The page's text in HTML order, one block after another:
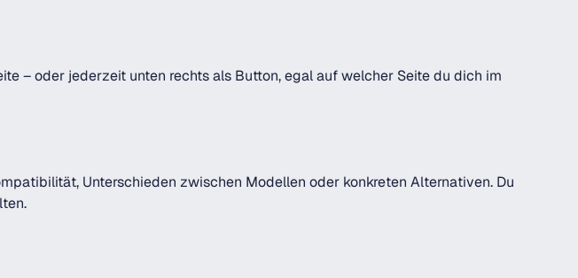
– oder jederzeit unten rechts als Button, egal auf welcher Seite du dich im
Unterschieden zwischen Modellen oder konkreten Alternativen. Du